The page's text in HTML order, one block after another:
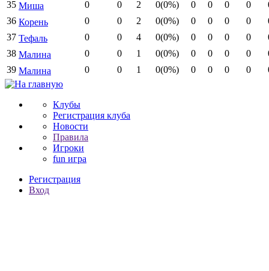
35 Миша 0 0 2 0(0%) 0 0 0 0
36 Корень 0 0 2 0(0%) 0 0 0 0
37 Тефаль 0 0 4 0(0%) 0 0 0 0
38 Малина 0 0 1 0(0%) 0 0 0 0
39 Малина 0 0 1 0(0%) 0 0 0 0
Клубы
Регистрация клуба
Новости
Правила
Игроки
fun игра
Регистрация
Вход